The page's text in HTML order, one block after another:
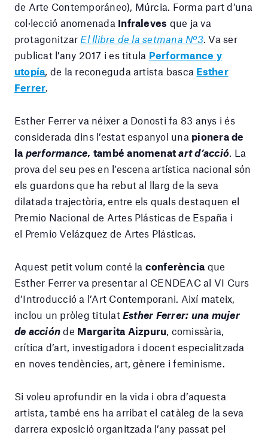
de Arte Contemporáneo), Múrcia. Forma part d’una
col·lecció anomenada Infraleves que ja va
protagonitzar El llibre de la setmana Nº3. Va ser
publicat l’any 2017 i es titula Performance y
utopía, de la reconeguda artista basca Esther
Ferrer.
Esther Ferrer va néixer a Donosti fa 83 anys i és
considerada dins l’estat espanyol una pionera de
la performance, també anomenatart d’acció. La
prova del seu pes en l’escena artística nacional són
els guardons que ha rebut al llarg de la seva
dilatada trajectòria, entre els quals destaquen el
Premio Nacional de Artes Plásticas de España i
el Premio Velázquez de Artes Plásticas.​
Aquest petit volum conté la conferència que
Esther Ferrer va presentar al CENDEAC al VI Curs
d’Introducció a l’Art Contemporani. Així mateix,
inclou un pròleg titulatEsther Ferrer: una mujer
de acción de Margarita Aizpuru, comissària,
crítica d’art, investigadora i docent especialitzada
en noves tendències, art, gènere i feminisme.
Si voleu aprofundir en la vida i obra d’aquesta
artista, també ens ha arribat el catàleg de la seva
darrera exposició organitzada l’any passat pel